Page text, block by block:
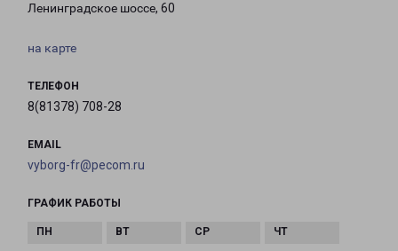
Ленинградское шоссе, 60
на карте
ТЕЛЕФОН
8(81378) 708-28
EMAIL
vyborg-fr@pecom.ru
ГРАФИК РАБОТЫ